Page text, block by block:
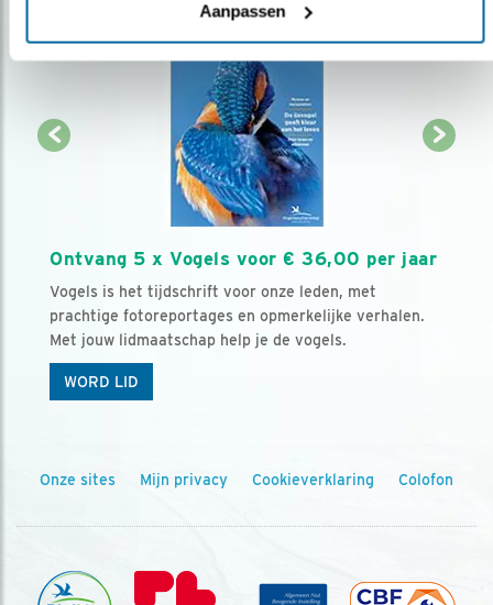
Aanpassen
Ontvang 5 x Vogels voor € 36,00 per jaar
Vogels is het tijdschrift voor onze leden, met
prachtige fotoreportages en opmerkelijke verhalen.
Met jouw lidmaatschap help je de vogels.
WORD LID
Onze sites Mijn privacy Cookieverklaring Colofon